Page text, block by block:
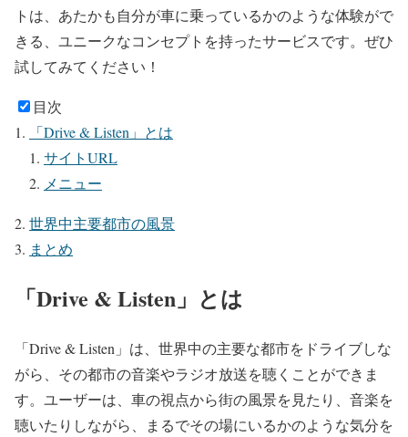
トは、あたかも自分が車に乗っているかのような体験がで
きる、ユニークなコンセプトを持ったサービスです。ぜひ
試してみてください！
目次
「Drive & Listen」とは
サイトURL
メニュー
世界中主要都市の風景
まとめ
「Drive & Listen」とは
「Drive & Listen」は、世界中の主要な都市をドライブしな
がら、その都市の音楽やラジオ放送を聴くことができま
す。ユーザーは、車の視点から街の風景を見たり、音楽を
聴いたりしながら、まるでその場にいるかのような気分を